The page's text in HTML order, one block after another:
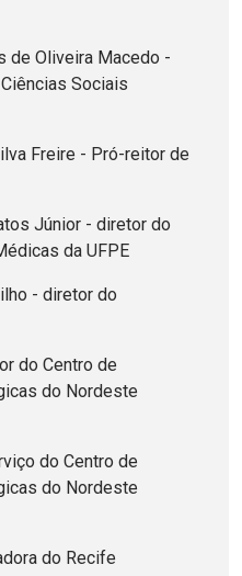
de Oliveira Macedo -
Sociais
Freire - Pró-reitor de
Júnior - diretor do
da UFPE
- diretor do
do Centro de
do Nordeste
do Centro de
do Nordeste
do Recife